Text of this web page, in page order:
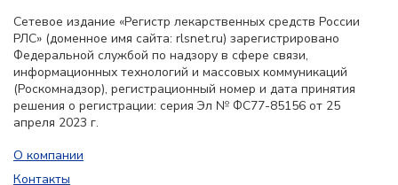
Сетевое издание «Регистр лекарственных средств России
РЛС» (доменное имя сайта: rlsnet.ru) зарегистрировано
Федеральной службой по надзору в сфере связи,
информационных технологий и массовых коммуникаций
(Роскомнадзор), регистрационный номер и дата принятия
решения о регистрации: серия Эл № ФС77-85156 от 25
апреля 2023 г.
О компании
Контакты